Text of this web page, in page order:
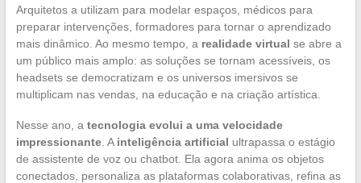
Arquitetos a utilizam para modelar espaços, médicos para
preparar intervenções, formadores para tornar o aprendizado
mais dinâmico. Ao mesmo tempo, a realidade virtual se abre a
um público mais amplo: as soluções se tornam acessíveis, os
headsets se democratizam e os universos imersivos se
multiplicam nas vendas, na educação e na criação artística.
Nesse ano, a tecnologia evolui a uma velocidade
impressionante. A inteligência artificial ultrapassa o estágio
de assistente de voz ou chatbot. Ela agora anima os objetos
conectados, personaliza as plataformas colaborativas, refina as